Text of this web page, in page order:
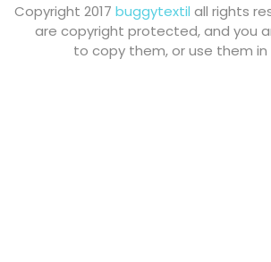
Copyright 2017 buggytextil all rights
are copyright protected, and you
to copy them, or use them in